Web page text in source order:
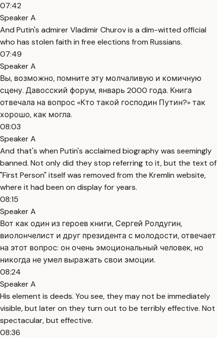
07:42
Speaker A
And Putin's admirer Vladimir Churov is a dim-witted official
who has stolen faith in free elections from Russians.
07:49
Speaker A
Вы, возможно, помните эту молчаливую и комичную
сцену. Давосский форум, январь 2000 года. Книга
отвечала на вопрос «Кто такой господин Путин?» так
хорошо, как могла.
08:03
Speaker A
And that's when Putin's acclaimed biography was seemingly
banned. Not only did they stop referring to it, but the text of
"First Person" itself was removed from the Kremlin website,
where it had been on display for years.
08:15
Speaker A
Вот как один из героев книги, Сергей Ролдугин,
виолончелист и друг президента с молодости, отвечает
на этот вопрос: он очень эмоциональный человек, но
никогда не умел выражать свои эмоции.
08:24
Speaker A
His element is deeds. You see, they may not be immediately
visible, but later on they turn out to be terribly effective. Not
spectacular, but effective.
08:36